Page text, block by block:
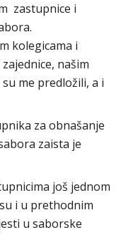
zastupnice i
kolegicama i
našim
me predložili, a i
za obnašanje
zaista je
još jednom
i u prethodnim
u saborske